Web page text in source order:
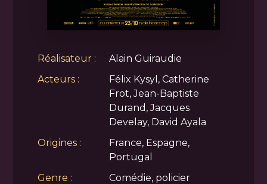
Réalisateur :
Alain Guiraudie
Acteurs :
Félix Kysyl, Catherine
Frot, Jean-Baptiste
Durand, Jacques
Develay, David Ayala
Origines :
France, Espagne,
Portugal
Genre :
Comédie, policier